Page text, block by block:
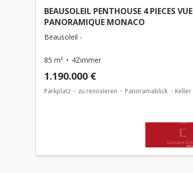
BEAUSOLEIL PENTHOUSE 4 PIECES VUE
PANORAMIQUE MONACO
Beausoleil -
85 m² 4Zimmer
1.190.000 €
Parkplatz zu renovieren Panoramablick Keller